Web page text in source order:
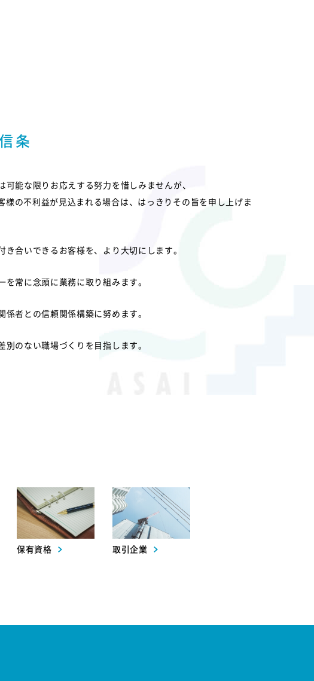
条
可能な限りお応えする努力を惜しみませんが、
様の不利益が見込まれる場合は、はっきりその旨を申し上げま
き合いできるお客様を、より大切にします。
を常に念頭に業務に取り組みます。
係者との信頼関係構築に努めます。
別のない職場づくりを目指します。
保有資格 取引企業